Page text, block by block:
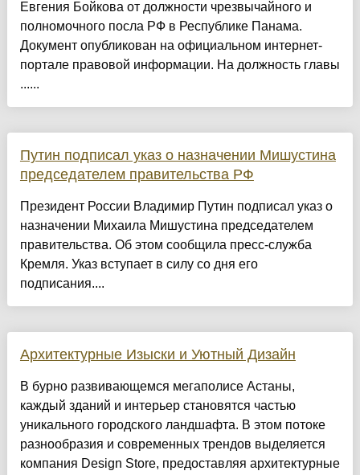
Евгения Бойкова от должности чрезвычайного и
полномочного посла РФ в Республике Панама.
Документ опубликован на официальном интернет-
портале правовой информации. На должность главы
......
Путин подписал указ о назначении Мишустина
председателем правительства РФ
Президент России Владимир Путин подписал указ о
назначении Михаила Мишустина председателем
правительства. Об этом сообщила пресс-служба
Кремля. Указ вступает в силу со дня его
подписания....
Архитектурные Изыски и Уютный Дизайн
​В бурно развивающемся мегаполисе Астаны,
каждый зданий и интерьер становятся частью
уникального городского ландшафта. В этом потоке
разнообразия и современных трендов выделяется
компания Design Store, предоставляя архитектурные